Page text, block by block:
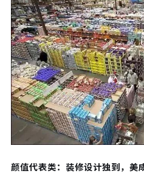
颜值代表类：装修设计独到，美